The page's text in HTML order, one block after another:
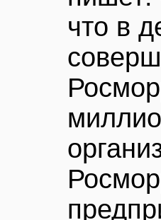
что в